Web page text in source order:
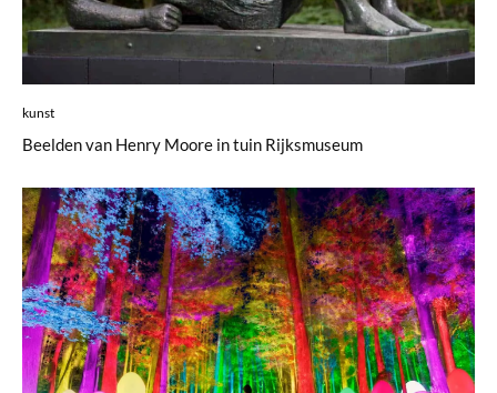
kunst
Beelden van Henry Moore in tuin Rijksmuseum